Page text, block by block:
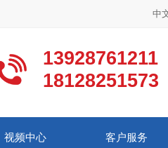
中
13928761211
18128251573
视频中心 客户服务